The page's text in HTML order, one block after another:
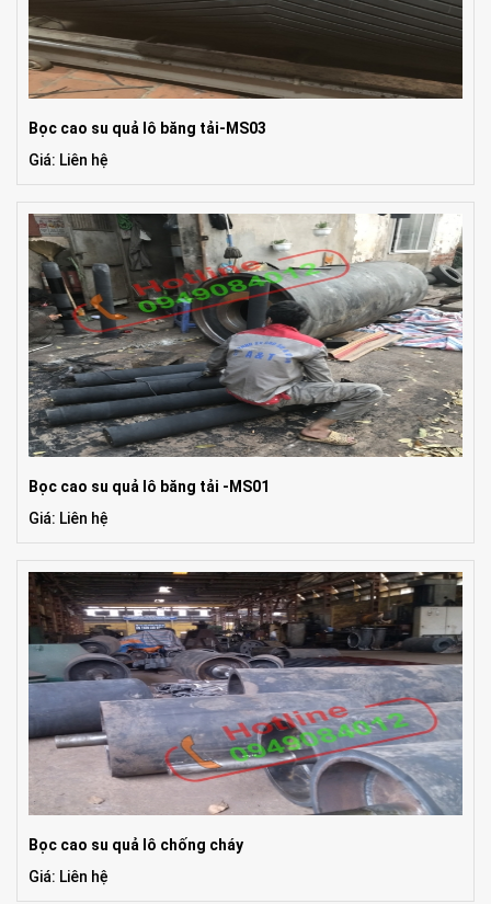
Bọc cao su quả lô băng tải-MS03
Giá: Liên hệ
Bọc cao su quả lô băng tải -MS01
Giá: Liên hệ
Bọc cao su quả lô chống cháy
Giá: Liên hệ